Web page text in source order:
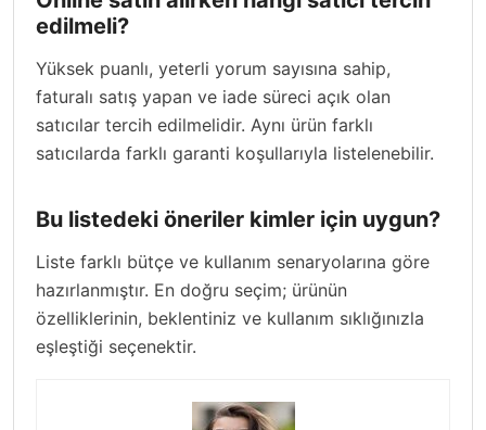
edilmeli?
Yüksek puanlı, yeterli yorum sayısına sahip,
faturalı satış yapan ve iade süreci açık olan
satıcılar tercih edilmelidir. Aynı ürün farklı
satıcılarda farklı garanti koşullarıyla listelenebilir.
Bu listedeki öneriler kimler için uygun?
Liste farklı bütçe ve kullanım senaryolarına göre
hazırlanmıştır. En doğru seçim; ürünün
özelliklerinin, beklentiniz ve kullanım sıklığınızla
eşleştiği seçenektir.